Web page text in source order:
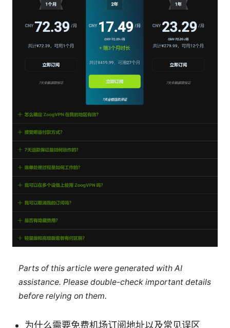
Parts of this article were generated with AI
assistance. Please double-check important details
before relying on them.
为什么需要免费机场订阅地址以及常见误区